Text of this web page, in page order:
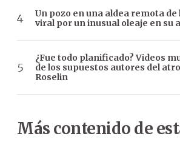
Un pozo en una aldea remota de
viral por un inusual oleaje en su
¿Fue todo planificado? Videos
de los supuestos autores del
Roselin
Más contenido de